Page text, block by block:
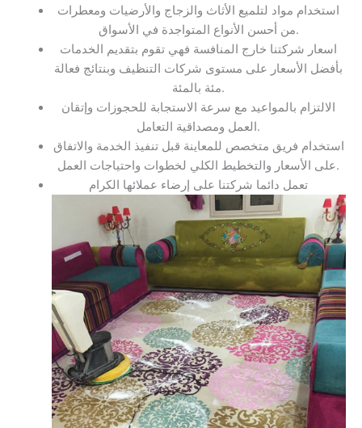
استخدام مواد لتلميع الأثاث والزجاج والأرضيات ومعطرات
من أحسن الأنواع المتواجدة في الأسواق.
اسعار شركتنا خارج المنافسة فهي تقوم بتقديم الخدمات
بأفضل الأسعار على مستوى شركات التنظيف وبنتائج فعالة
مئة بالمئة.
الالتزام بالمواعيد مع سرعة الاستجابة للحجوزات وإتقان
العمل ومصداقية التعامل.
استخدام فريق متخصص للمعاينة قبل تنفيذ الخدمة والاتفاق
على الأسعار والتخطيط الكلي لخطوات واحتياجات العمل.
تعمل دائما شركتنا على إرضاء عملائها الكرام